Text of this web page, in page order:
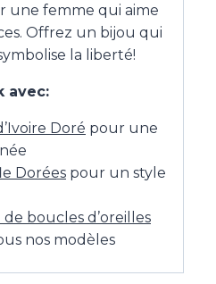
une femme qui aime
Offrez un bijou qui
la liberté!
avec:
Doré pour une
Dorées pour un style
boucles d’oreilles
nos modèles